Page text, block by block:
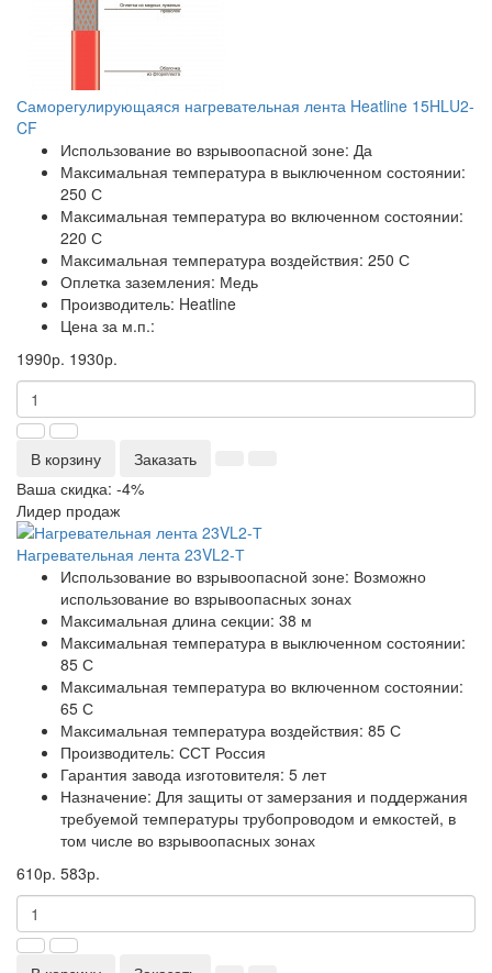
Саморегулирующаяся нагревательная лента Heatline 15HLU2-
CF
Использование во взрывоопасной зоне: Да
Максимальная температура в выключенном состоянии:
250 С
Максимальная температура во включенном состоянии:
220 С
Максимальная температура воздействия: 250 С
Оплетка заземления: Медь
Производитель: Heatline
Цена за м.п.:
1990р. 1930р.
В корзину
Заказать
Ваша скидка: -4%
Лидер продаж
Нагревательная лента 23VL2-Т
Использование во взрывоопасной зоне: Возможно
использование во взрывоопасных зонах
Максимальная длина секции: 38 м
Максимальная температура в выключенном состоянии:
85 С
Максимальная температура во включенном состоянии:
65 С
Максимальная температура воздействия: 85 С
Производитель: ССТ Россия
Гарантия завода изготовителя: 5 лет
Назначение: Для защиты от замерзания и поддержания
требуемой температуры трубопроводом и емкостей, в
том числе во взрывоопасных зонах
610р. 583р.